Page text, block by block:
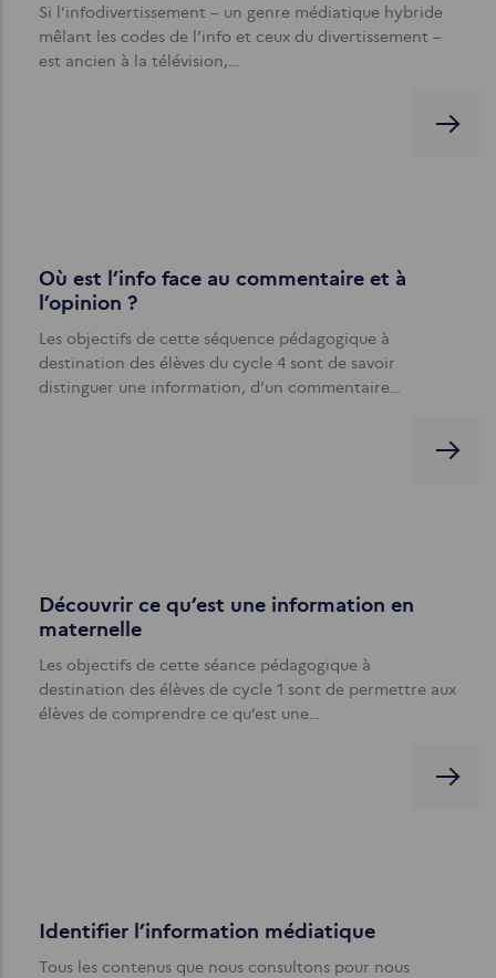
Si l’infodivertissement – un genre médiatique hybride
mêlant les codes de l’info et ceux du divertissement –
est ancien à la télévision,…
Où est l’info face au commentaire et à
l’opinion ?
Les objectifs de cette séquence pédagogique à
destination des élèves du cycle 4 sont de savoir
distinguer une information, d’un commentaire…
Découvrir ce qu’est une information en
maternelle
Les objectifs de cette séance pédagogique à
destination des élèves de cycle 1 sont de permettre aux
élèves de comprendre ce qu’est une…
Identifier l’information médiatique
Tous les contenus que nous consultons pour nous